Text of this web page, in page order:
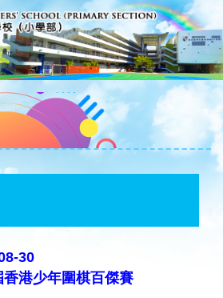
30
港少年圍棋百傑賽